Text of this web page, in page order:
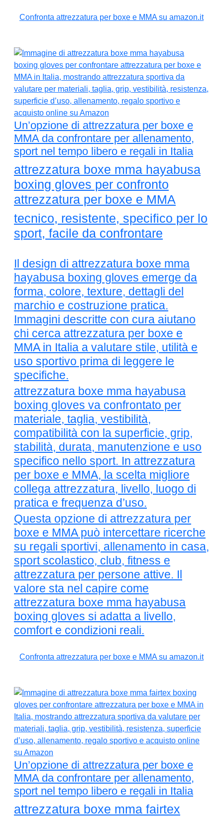
Confronta attrezzatura per boxe e MMA su amazon.it
Un’opzione di attrezzatura per boxe e
MMA da confrontare per allenamento,
sport nel tempo libero e regali in Italia
attrezzatura boxe mma hayabusa
boxing gloves per confronto
attrezzatura per boxe e MMA
tecnico, resistente, specifico per lo
sport, facile da confrontare
Il design di attrezzatura boxe mma
hayabusa boxing gloves emerge da
forma, colore, texture, dettagli del
marchio e costruzione pratica.
Immagini descritte con cura aiutano
chi cerca attrezzatura per boxe e
MMA in Italia a valutare stile, utilità e
uso sportivo prima di leggere le
specifiche.
attrezzatura boxe mma hayabusa
boxing gloves va confrontato per
materiale, taglia, vestibilità,
compatibilità con la superficie, grip,
stabilità, durata, manutenzione e uso
specifico nello sport. In attrezzatura
per boxe e MMA, la scelta migliore
collega attrezzatura, livello, luogo di
pratica e frequenza d’uso.
Questa opzione di attrezzatura per
boxe e MMA può intercettare ricerche
su regali sportivi, allenamento in casa,
sport scolastico, club, fitness e
attrezzatura per persone attive. Il
valore sta nel capire come
attrezzatura boxe mma hayabusa
boxing gloves si adatta a livello,
comfort e condizioni reali.
Confronta attrezzatura per boxe e MMA su amazon.it
Un’opzione di attrezzatura per boxe e
MMA da confrontare per allenamento,
sport nel tempo libero e regali in Italia
attrezzatura boxe mma fairtex